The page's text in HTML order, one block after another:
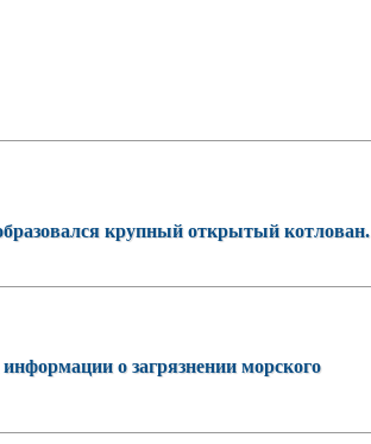
крупный открытый котлован.
о загрязнении морского